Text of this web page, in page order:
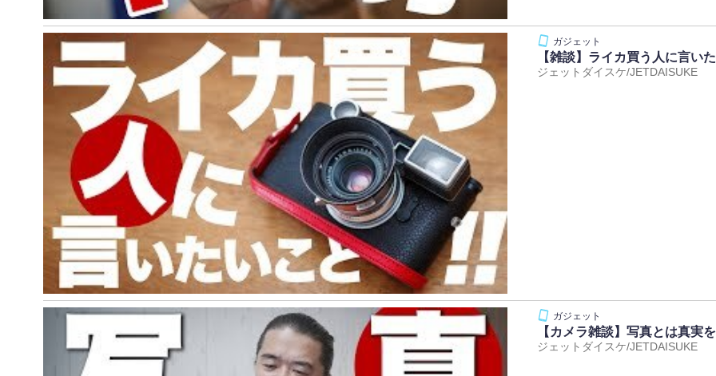
【雑談】ライカ買う人に言い
ジェットダイスケ/JETDAISUKE
【カメラ雑談】写真とは真実
ジェットダイスケ/JETDAISUKE